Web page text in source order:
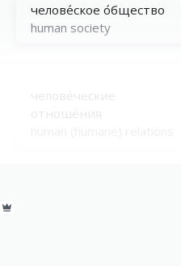
челове́ское о́бщество
human society